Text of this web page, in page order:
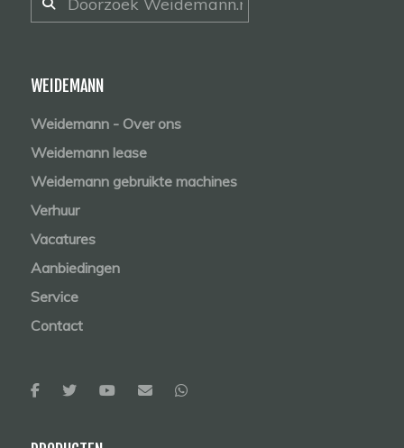
WEIDEMANN
Weidemann - Over ons
Weidemann lease
Weidemann gebruikte machines
Verhuur
Vacatures
Aanbiedingen
Service
Contact